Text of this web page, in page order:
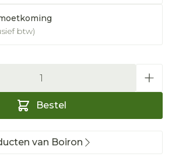
btw)
Bestel
van Boiron